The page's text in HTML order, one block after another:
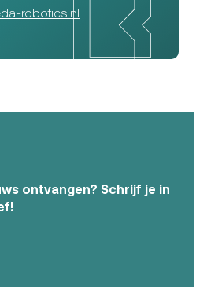
robotics.nl
ontvangen? Schrijf je in